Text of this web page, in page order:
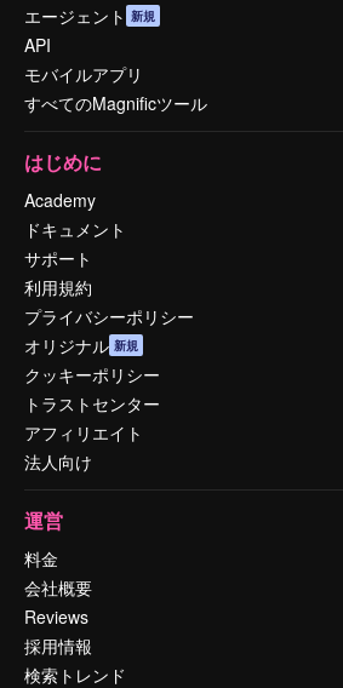
エージェント 新規
API
モバイルアプリ
すべてのMagnificツール
はじめに
Academy
ドキュメント
サポート
利用規約
プライバシーポリシー
オリジナル 新規
クッキーポリシー
トラストセンター
アフィリエイト
法人向け
運営
料金
会社概要
Reviews
採用情報
検索トレンド